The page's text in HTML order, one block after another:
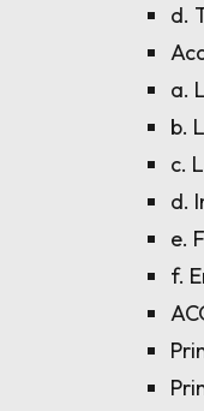
d.
a.
b.
c.
d.
e.
f.